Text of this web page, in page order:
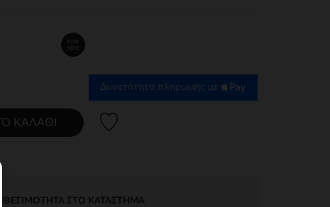
one
size
Δυνατότητα πληρωμής με
ΚΑΛΆΘΙ
ΣΤΟ ΚΑΤΆΣΤΗΜΑ